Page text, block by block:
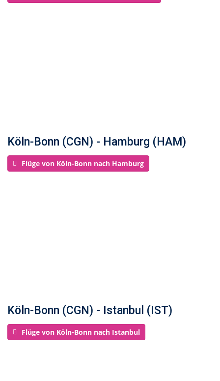
Köln-Bonn (CGN) - Hamburg (HAM)
Flüge von Köln-Bonn nach Hamburg
Köln-Bonn (CGN) - Istanbul (IST)
Flüge von Köln-Bonn nach Istanbul